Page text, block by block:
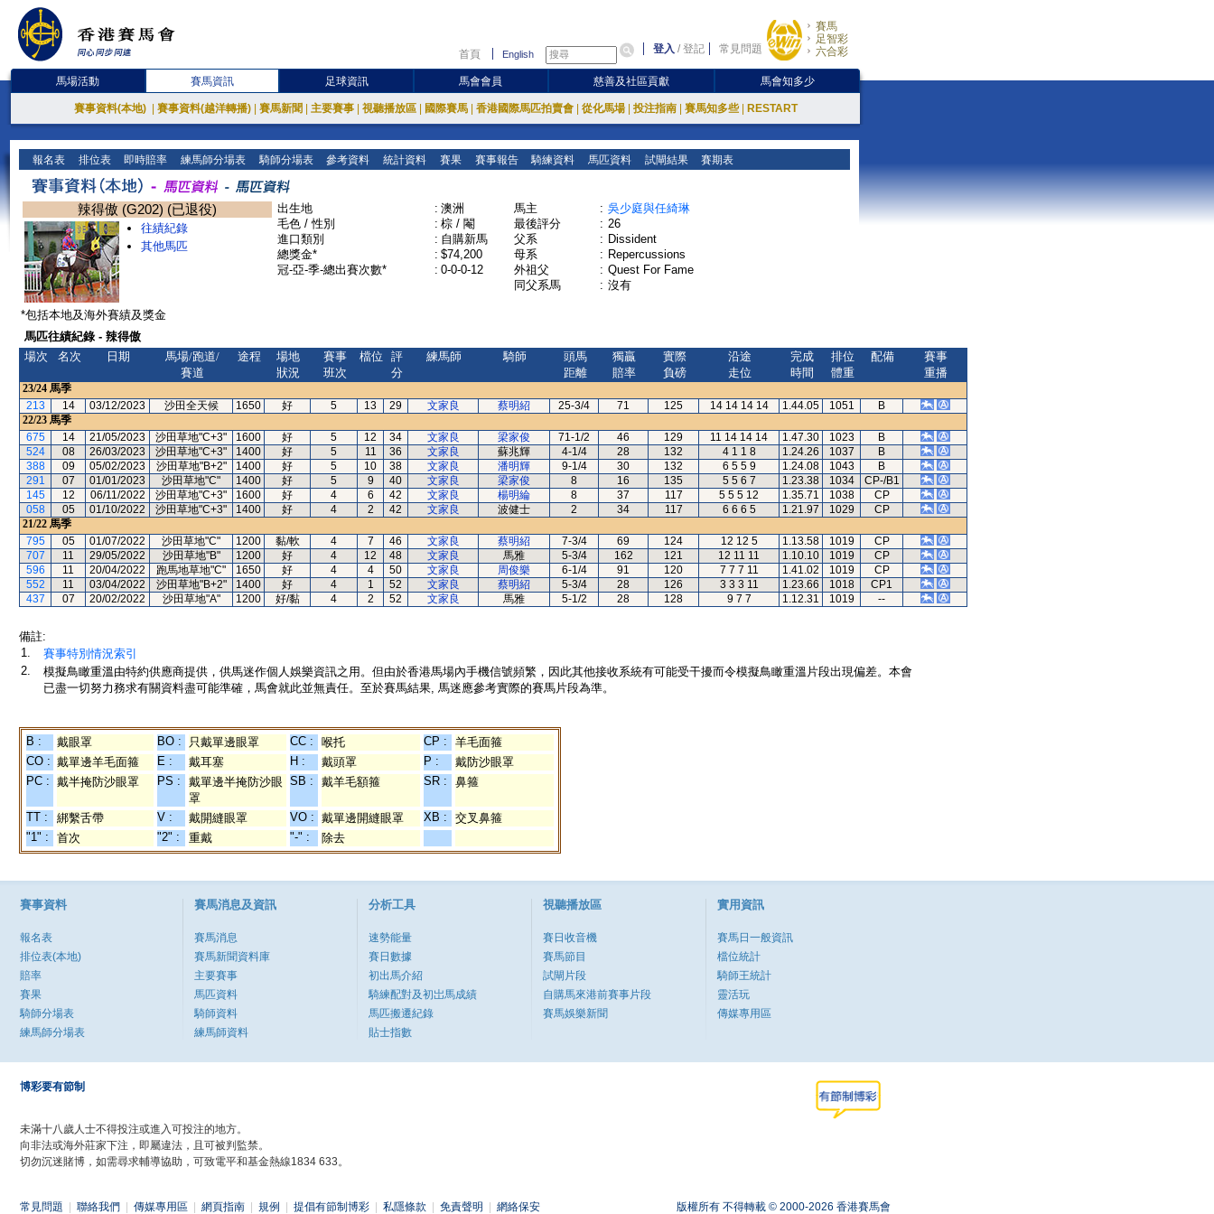
首頁 English 登入 /登記 常見問題
賽馬
足智彩
六合彩
馬場活動 賽馬資訊 足球資訊 馬會會員 慈善及社區貢獻 馬會知多少
賽事資料(本地) 賽事資料(越洋轉播) 賽馬新聞 主要賽事 視聽播放區 國際賽馬 香港國際馬匹拍賣會 從化馬場 投注指南 賽馬知多些 RESTART
報名表 排位表 即時賠率 練馬師分場表 騎師分場表 參考資料 統計資料 賽果 賽事報告 騎練資料 馬匹資料 試閘結果 賽期表
辣得傲 (G202) (已退役)
往績紀錄
其他馬匹
出生地 : 澳洲
毛色 / 性別
: 棕 / 閹
進口類別
: 自購新馬
總獎金*
: $74,200
冠-亞-季-總出賽次數*
: 0-0-0-12
馬主 : 吳少庭與任綺琳
最後評分
: 26
父系
: Dissident
母系
: Repercussions
外祖父
: Quest For Fame
同父系馬
: 沒有
*包括本地及海外賽績及獎金
馬匹往績紀錄 - 辣得傲
場次
名次 日期
馬場/跑道/
賽道
途程
場地
狀況
賽事
班次
檔位
評
分
練馬師 騎師
頭馬
距離
獨贏
賠率
實際
負磅
沿途
走位
完成
時間
排位
體重
配備
賽事
重播
23/24 馬季
213
14 03/12/2023 沙田全天候 1650 好 5 13 29 文家良 蔡明紹 25-3/4 71 125 14 14 14 14 1.44.05 1051
B
22/23 馬季
675
14 21/05/2023 沙田草地"C+3" 1600 好 5 12 34 文家良 梁家俊 71-1/2 46 129 11 14 14 14 1.47.30 1023
B
524
08 26/03/2023 沙田草地"C+3" 1400 好 5 11 36 文家良 蘇兆輝 4-1/4 28 132 4 1 1 8 1.24.26 1037
B
388
09 05/02/2023 沙田草地"B+2" 1400 好 5 10 38 文家良 潘明輝 9-1/4 30 132 6 5 5 9 1.24.08 1043
B
291
07 01/01/2023 沙田草地"C" 1400 好 5 9 40 文家良 梁家俊 8 16 135 5 5 6 7 1.23.38 1034
CP-/B1
145
12 06/11/2022 沙田草地"C+3" 1600 好 4 6 42 文家良 楊明綸 8 37 117 5 5 5 12 1.35.71 1038
CP
058
05 01/10/2022 沙田草地"C+3" 1400 好 4 2 42 文家良 波健士 2 34 117 6 6 6 5 1.21.97 1029
CP
21/22 馬季
795
05 01/07/2022 沙田草地"C" 1200 黏/軟 4 7 46 文家良 蔡明紹 7-3/4 69 124 12 12 5 1.13.58 1019
CP
707
11 29/05/2022 沙田草地"B" 1200 好 4 12 48 文家良 馬雅 5-3/4 162 121 12 11 11 1.10.10 1019
CP
596
11 20/04/2022 跑馬地草地"C" 1650 好 4 4 50 文家良 周俊樂 6-1/4 91 120 7 7 7 11 1.41.02 1019
CP
552
11 03/04/2022 沙田草地"B+2" 1400 好 4 1 52 文家良 蔡明紹 5-3/4 28 126 3 3 3 11 1.23.66 1018
CP1
437
07 20/02/2022 沙田草地"A" 1200 好/黏 4 2 52 文家良 馬雅 5-1/2 28 128 9 7 7 1.12.31 1019 --
備註:
1.
賽事特別情況索引
2.
模擬鳥瞰重溫由特約供應商提供，供馬迷作個人娛樂資訊之用。但由於香港馬場內手機信號頻繁，因此其他接收系統有可能受干擾而令模擬鳥瞰重溫片段出現偏差。本會
已盡一切努力務求有關資料盡可能準確，馬會就此並無責任。至於賽馬結果, 馬迷應參考實際的賽馬片段為準。
B : 戴眼罩 BO : 只戴單邊眼罩 CC : 喉托 CP :
羊毛面箍
CO : 戴單邊羊毛面箍 E : 戴耳塞 H : 戴頭罩 P :
戴防沙眼罩
PC : 戴半掩防沙眼罩 PS :
戴單邊半掩防沙眼
罩
SB : 戴羊毛額箍 SR : 鼻箍
TT : 綁繫舌帶 V : 戴開縫眼罩 VO : 戴單邊開縫眼罩 XB :
交叉鼻箍
"1" :
首次 "2" : 重戴 "-" : 除去
賽事資料
報名表
排位表(本地)
賠率
賽果
騎師分場表
練馬師分場表
賽馬消息及資訊
賽馬消息
賽馬新聞資料庫
主要賽事
馬匹資料
騎師資料
練馬師資料
分析工具
速勢能量
賽日數據
初出馬介紹
騎練配對及初岀馬成績
馬匹搬遷紀錄
貼士指數
視聽播放區
賽日收音機
賽馬節目
試閘片段
自購馬來港前賽事片段
賽馬娛樂新聞
實用資訊
賽馬日一般資訊
檔位統計
騎師王統計
靈活玩
傳媒專用區
博彩要有節制
未滿十八歲人士不得投注或進入可投注的地方。
向非法或海外莊家下注，即屬違法，且可被判監禁。
切勿沉迷賭博，如需尋求輔導協助，可致電平和基金熱線1834 633。
常見問題 聯絡我們 傳媒專用區 網頁指南 規例 提倡有節制博彩 私隱條款 免責聲明 網絡保安 版權所有 不得轉載 © 2000-2026 香港賽馬會